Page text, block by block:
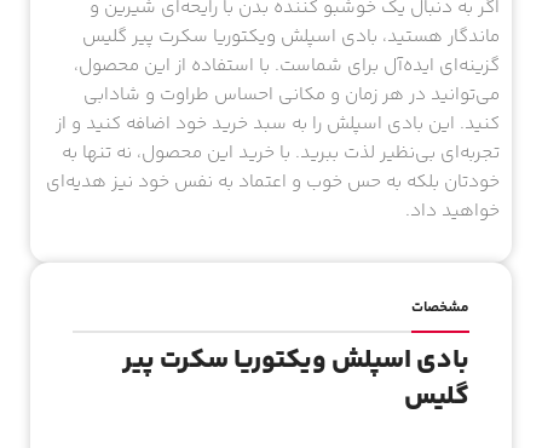
اگر به دنبال یک خوشبو کننده بدن با رایحه‌ای شیرین و
ماندگار هستید، بادی اسپلش ویکتوریا سکرت پیر گلیس
گزینه‌ای ایده‌آل برای شماست. با استفاده از این محصول،
می‌توانید در هر زمان و مکانی احساس طراوت و شادابی
کنید. این بادی اسپلش را به سبد خرید خود اضافه کنید و از
تجربه‌ای بی‌نظیر لذت ببرید. با خرید این محصول، نه تنها به
خودتان بلکه به حس خوب و اعتماد به نفس خود نیز هدیه‌ای
خواهید داد.
مشخصات
بادی اسپلش ویکتوریا سکرت پیر
گلیس